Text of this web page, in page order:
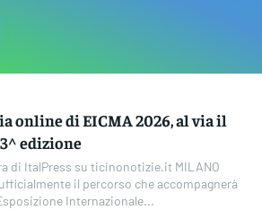
online di EICMA 2026, al via il
edizione
ItalPress su ticinonotizie.it MILANO
ufficialmente il percorso che accompagnerà
Internazionale...